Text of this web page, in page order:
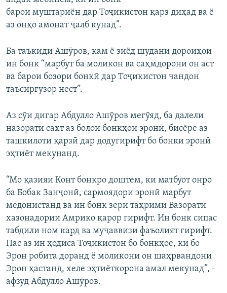
барои муштариён дар Тоҷикистон қарз диҳад ва ё
аз онҳо амонат ҷалб кунад”.
Ба таъкиди Ашӯров, кам ё зиёд шудани дороиҳои
ин бонк “марбут ба моликон ва саҳмдорони он аст
ва барои бозори бонкӣ дар Тоҷикистон чандон
таъсиргузор нест”.
Аз сӯи дигар Абдулло Ашӯров мегӯяд, ба далели
назорати сахт аз болои бонкҳои эронӣ, бисёре аз
ташкилоти қарзӣ дар додугирифт бо бонки эронӣ
эҳтиёт мекунанд.
“Мо қазияи Конт бонкро доштем, ки матбуот онро
ба Бобак Занҷонӣ, сармоядори эронӣ марбут
медонистанд ва ин бонк зери таҳрими Вазорати
хазонадории Амрико қарор гирифт. Ин бонк сипас
табдили ном кард ва муҷаввизи фаъолият гирифт.
Пас аз ин ҳодиса Тоҷикистон бо бонкҳое, ки бо
Эрон робита доранд ё моликони он шаҳрвандони
Эрон ҳастанд, хеле эҳтиёткорона амал мекунад”, -
афзуд Абдулло Ашӯров.